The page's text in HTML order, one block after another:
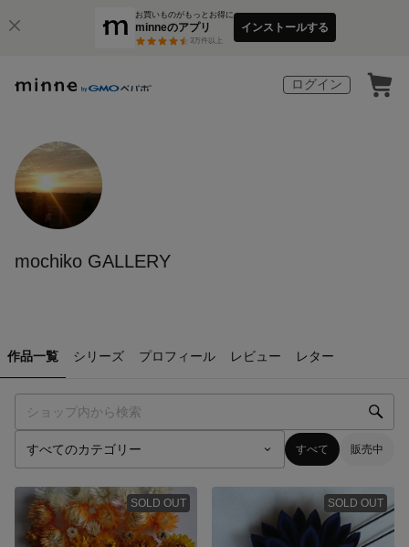
お買いものがもっとお得に
minneのアプリ
3万件以上
インストールする
ログイン
mochiko GALLERY
作品一覧 シリーズ プロフィール レビュー レター
すべて 販売中
SOLD OUT SOLD OUT